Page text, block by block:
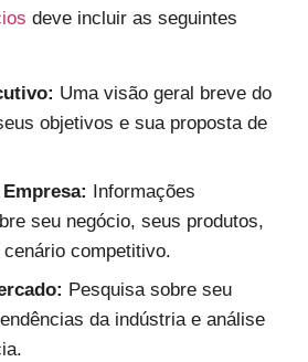
deve incluir as seguintes
Uma visão geral breve do
objetivos e sua proposta de
Informações
seu negócio, seus produtos,
competitivo.
Pesquisa sobre seu
da indústria e análise